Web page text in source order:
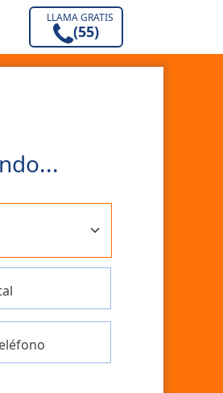
LLAMA GRATIS
(55)